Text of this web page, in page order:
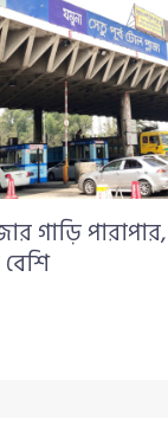
গাড়ি